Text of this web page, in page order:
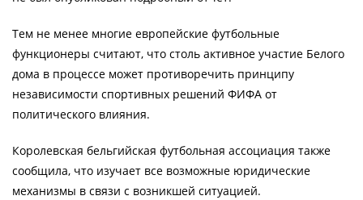
Тем не менее многие европейские футбольные
функционеры считают, что столь активное участие Белого
дома в процессе может противоречить принципу
независимости спортивных решений ФИФА от
политического влияния.
Королевская бельгийская футбольная ассоциация также
сообщила, что изучает все возможные юридические
механизмы в связи с возникшей ситуацией.